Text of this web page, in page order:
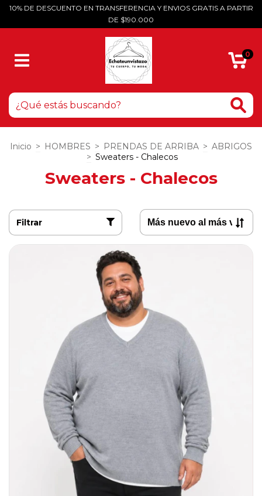
10% DE DESCUENTO EN TRANSFERENCIA Y ENVIOS GRATIS A PARTIR
DE $190.000
0
Inicio > HOMBRES > PRENDAS DE ARRIBA > ABRIGOS
> Sweaters - Chalecos
Sweaters - Chalecos
Filtrar